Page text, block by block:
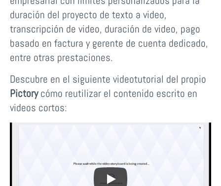
duración del proyecto de texto a video,
transcripción de video, duración de video, pago
basado en factura y gerente de cuenta dedicado,
entre otras prestaciones.
Descubre en el siguiente videotutorial del propio
Pictorycómo reutilizar el contenido escrito en
videos cortos: